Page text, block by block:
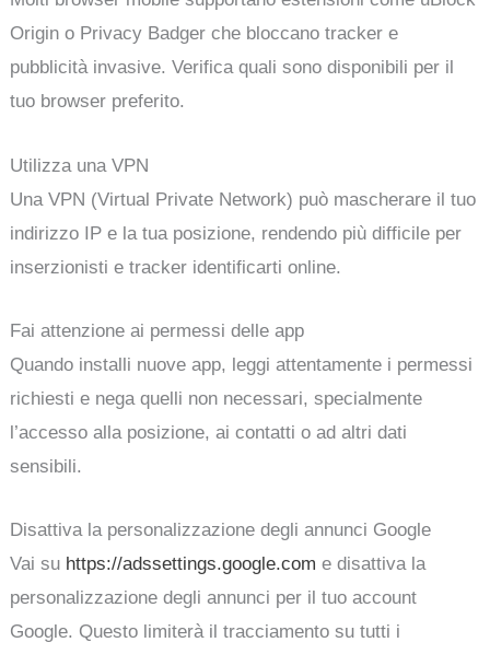
Origin o Privacy Badger che bloccano tracker e
pubblicità invasive. Verifica quali sono disponibili per il
tuo browser preferito.
Utilizza una VPN
Una VPN (Virtual Private Network) può mascherare il tuo
indirizzo IP e la tua posizione, rendendo più difficile per
inserzionisti e tracker identificarti online.
Fai attenzione ai permessi delle app
Quando installi nuove app, leggi attentamente i permessi
richiesti e nega quelli non necessari, specialmente
l’accesso alla posizione, ai contatti o ad altri dati
sensibili.
Disattiva la personalizzazione degli annunci Google
Vai su https://adssettings.google.com e disattiva la
personalizzazione degli annunci per il tuo account
Google. Questo limiterà il tracciamento su tutti i